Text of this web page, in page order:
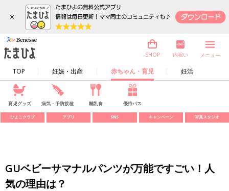
×
TOP 妊娠・出産 赤ちゃん・育児 妊活
SHOP 内祝い メニュー
育児グッズ 病気・予防接種 離乳食 優待パス
ひよこクラブ アプリ SNS キャンペーン 写真スタジオ
GUベビーサマナルパンツが万能ですごい！人
気の理由は？